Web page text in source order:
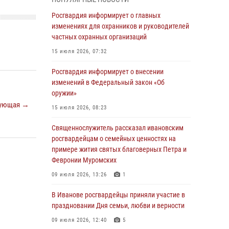
→
В Ивановской области при содействии
Росгвардии задержаны подозреваемые в
Росгвардейцы Иванова приняли участие в
богослужении в честь празднования Дня
День открытых дверей провели сотрудники
СОБР "Сумрак" Росгвардии для ивановской
молодежи
27 июля 2026, 14:10 2
Представители ивановского ОМОН "Спарта"
провели обучающее занятие с
вопитанниками детского лагеря
Росгвардия информирует о главных
изменениях для охранников и руководителей
частных охранных организаций
15 июля 2026, 07:32
Росгвардия информирует о внесении
изменений в Федеральный закон «Об
оружии»
15 июля 2026, 08:23
Священнослужитель рассказал ивановским
росгвардейцам о семейных ценностях на
примере жития святых благоверных Петра и
Февронии Муромских
09 июля 2026, 13:26 1
В Иванове росгвардейцы приняли участие в
праздновании Дня семьи, любви и верности
09 июля 2026, 12:40 5